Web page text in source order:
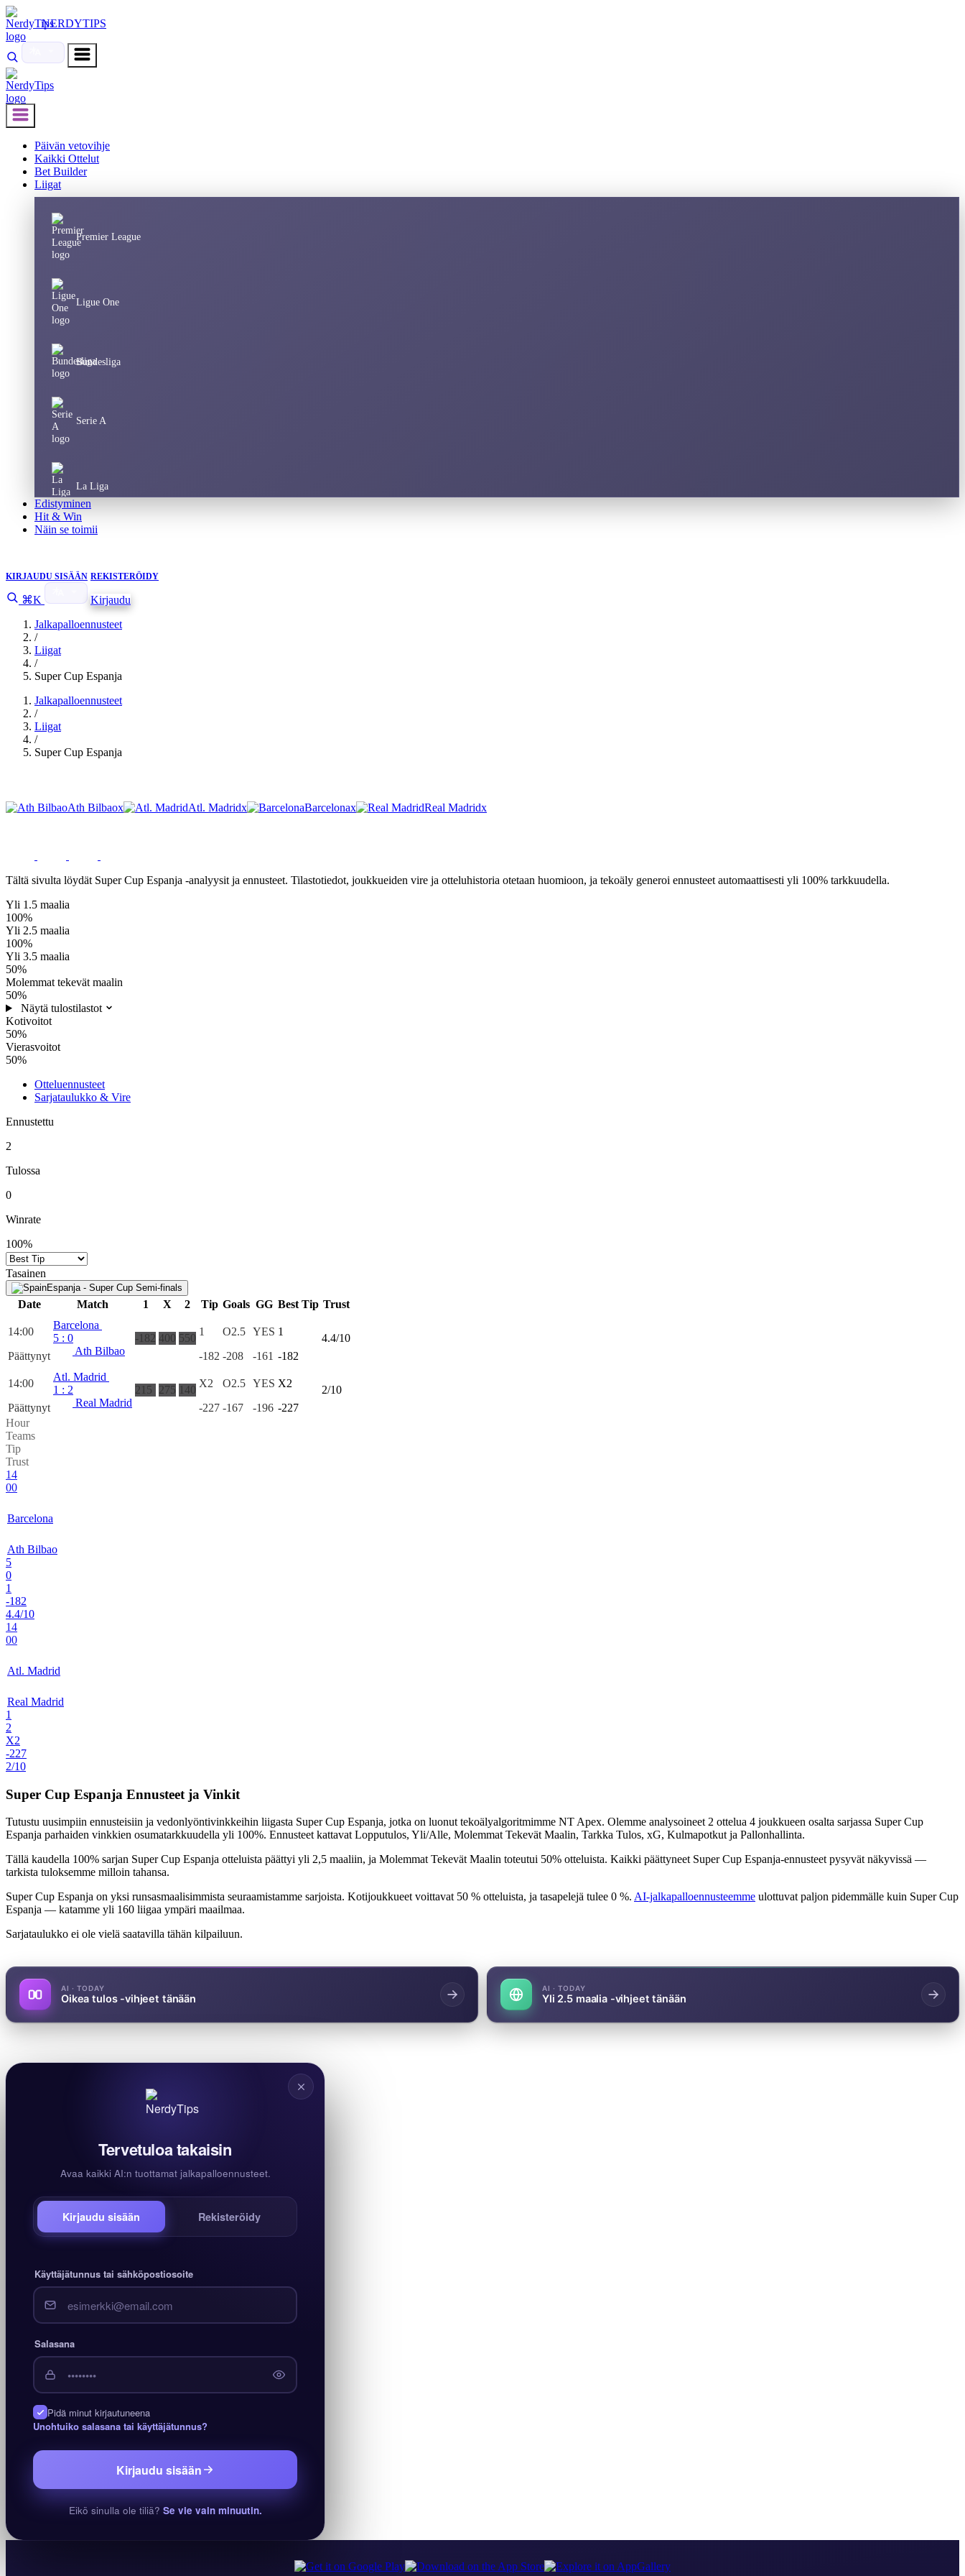
NERDYTIPS
Päivän vetovihje
Kaikki Ottelut
Bet Builder
Liigat
Premier League
Ligue One
Bundesliga
Serie A
La Liga
Conference League
EM-kisat 2028
Edistyminen
Hit & Win
Näin se toimii
KIRJAUDU SISÄÄN REKISTERÖIDY
⌘K
Kirjaudu
Jalkapalloennusteet
/
Liigat
/
Super Cup Espanja
Jalkapalloennusteet
/
Liigat
/
Super Cup Espanja
Ath Bilbaox Atl. Madridx Barcelonax Real Madridx
Tältä sivulta löydät Super Cup Espanja -analyysit ja ennusteet. Tilastotiedot, joukkueiden vire ja otteluhistoria otetaan huomioon, ja tekoäly generoi ennusteet automaattisesti yli 100% tarkkuudella.
Yli 1.5 maalia
100%
Yli 2.5 maalia
100%
Yli 3.5 maalia
50%
Molemmat tekevät maalin
50%
Näytä tulostilastot
Kotivoitot
50%
Vierasvoitot
50%
Otteluennusteet
Sarjataulukko & Vire
Ennustettu
2
Tulossa
0
Winrate
100%
Tasainen
Espanja - Super Cup Semi-finals
Date Match 1 X 2 Tip Goals GG Best Tip Trust
14:00
Päättynyt
Barcelona
5 : 0
Ath Bilbao
-182 400 550
1
-182
O2.5
-208
YES
-161
1
-182
4.4/10
14:00
Päättynyt
Atl. Madrid
1 : 2
Real Madrid
215 275 140
X2
-227
O2.5
-167
YES
-196
X2
-227
2/10
Hour
Teams
Tip
Trust
14
00
Barcelona
Ath Bilbao
5
0
1
-182
4.4/10
14
00
Atl. Madrid
Real Madrid
1
2
X2
-227
2/10
Super Cup Espanja Ennusteet ja Vinkit
Tutustu uusimpiin ennusteisiin ja vedonlyöntivinkkeihin liigasta Super Cup Espanja, jotka on luonut tekoälyalgoritmimme NT Apex. Olemme analysoineet2 ottelua 4 joukkueen osalta sarjassa Super Cup
Espanja parhaiden vinkkien osumatarkkuudella yli 100%. Ennusteet kattavatLopputulos, Yli/Alle, Molemmat Tekevät Maalin, Tarkka Tulos, xG, Kulmapotkut ja Pallonhallinta.
Tällä kaudella 100% sarjan Super Cup Espanja otteluista päättyi yli 2,5 maaliin, ja Molemmat Tekevät Maalin toteutui 50% otteluista. Kaikki päättyneet Super Cup Espanja-ennusteet pysyvät näkyvissä —
tarkista tuloksemme milloin tahansa.
Super Cup Espanja on yksi runsasmaalisimmista seuraamistamme sarjoista. Kotijoukkueet voittavat 50 % otteluista, ja tasapelejä tulee 0 %. AI-jalkapalloennusteemme ulottuvat paljon pidemmälle kuin Super Cup
Espanja — katamme yli 160 liigaa ympäri maailmaa.
Sarjataulukko ei ole vielä saatavilla tähän kilpailuun.
AI · TODAY
Oikea tulos -vihjeet tänään
AI · TODAY
Yli 2.5 maalia -vihjeet tänään
Tervetuloa takaisin
Avaa kaikki AI:n tuottamat jalkapalloennusteet.
Kirjaudu sisään Rekisteröidy
Käyttäjätunnus tai sähköpostiosoite
Salasana
Pidä minut kirjautuneena
Unohtuiko salasana tai käyttäjätunnus?
Kirjaudu sisään
Eikö sinulla ole tiliä? Se vie vain minuutin.